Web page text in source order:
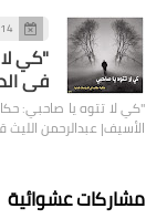
14 أكتوبر 2022
"كي
في
"كي لا تتوه يا صاحبي:
الأسيف| عبدالرحمن الليث
مشاركات عشوائية